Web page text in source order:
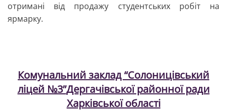
отримані від продажу студентських робіт на
ярмарку.
Комунальний заклад “Солоницівський
ліцей №3”Дергачівської районної ради
Харківської області